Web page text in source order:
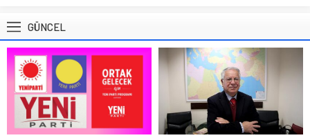
GÜNCEL